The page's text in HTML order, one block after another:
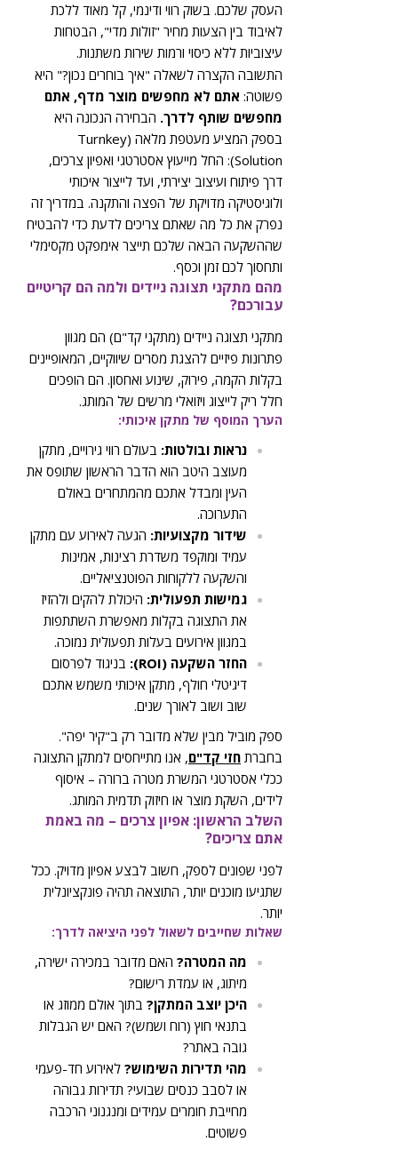
העסק שלכם. בשוק רווי ודינמי, קל מאוד ללכת
לאיבוד בין הצעות מחיר "זולות מדי", הבטחות
עיצוביות ללא כיסוי ורמות שירות משתנות.
התשובה הקצרה לשאלה "איך בוחרים נכון?" היא
פשוטה: אתם לא מחפשים מוצר מדף, אתם
מחפשים שותף לדרך. הבחירה הנכונה היא
בספק המציע מעטפת מלאה (Turnkey
Solution): החל מייעוץ אסטרטגי ואפיון צרכים,
דרך פיתוח ועיצוב יצירתי, ועד לייצור איכותי
ולוגיסטיקה מדויקת של הפצה והתקנה. במדריך זה
נפרק את כל מה שאתם צריכים לדעת כדי להבטיח
שההשקעה הבאה שלכם תייצר אימפקט מקסימלי
ותחסוך לכם זמן וכסף.
מהם מתקני תצוגה ניידים ולמה הם קריטיים
עבורכם?
מתקני תצוגה ניידים (מתקני קד"ם) הם מגוון
פתרונות פיזיים להצגת מסרים שיווקיים, המאופיינים
בקלות הקמה, פירוק, שינוע ואחסון. הם הופכים
חלל ריק לייצוג ויזואלי מרשים של המותג.
הערך המוסף של מתקן איכותי:
נראות ובולטות: בעולם רווי גירויים, מתקן
מעוצב היטב הוא הדבר הראשון שתופס את
העין ומבדל אתכם מהמתחרים באולם
התערוכה.
שידור מקצועיות: הגעה לאירוע עם מתקן
עמיד ומוקפד משדרת רצינות, אמינות
והשקעה ללקוחות הפוטנציאליים.
גמישות תפעולית: היכולת להקים ולהזיז
את התצוגה בקלות מאפשרת השתתפות
במגוון אירועים בעלות תפעולית נמוכה.
החזר השקעה (ROI):
בניגוד לפרסום
דיגיטלי חולף, מתקן איכותי משמש אתכם
שוב ושוב לאורך שנים.
ספק מוביל מבין שלא מדובר רק ב"קיר יפה".
בחברת חזי קד"ם, אנו מתייחסים למתקן התצוגה
ככלי אסטרטגי המשרת מטרה ברורה – איסוף
לידים, השקת מוצר או חיזוק תדמית המותג.
השלב הראשון: אפיון צרכים – מה באמת
אתם צריכים?
לפני שפונים לספק, חשוב לבצע אפיון מדויק. ככל
שתגיעו מוכנים יותר, התוצאה תהיה פונקציונלית
יותר.
שאלות שחייבים לשאול לפני היציאה לדרך:
מה המטרה? האם מדובר במכירה ישירה,
מיתוג, או עמדת רישום?
היכן יוצב המתקן? בתוך אולם ממוזג או
בתנאי חוץ (רוח ושמש)? האם יש הגבלות
גובה באתר?
מהי תדירות השימוש? לאירוע חד-פעמי
או לסבב כנסים שבועי? תדירות גבוהה
מחייבת חומרים עמידים ומנגנוני הרכבה
פשוטים.